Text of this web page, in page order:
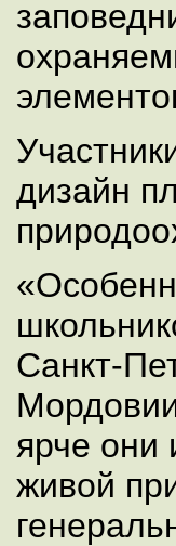
дизайн
Санкт-
ярче они
живой